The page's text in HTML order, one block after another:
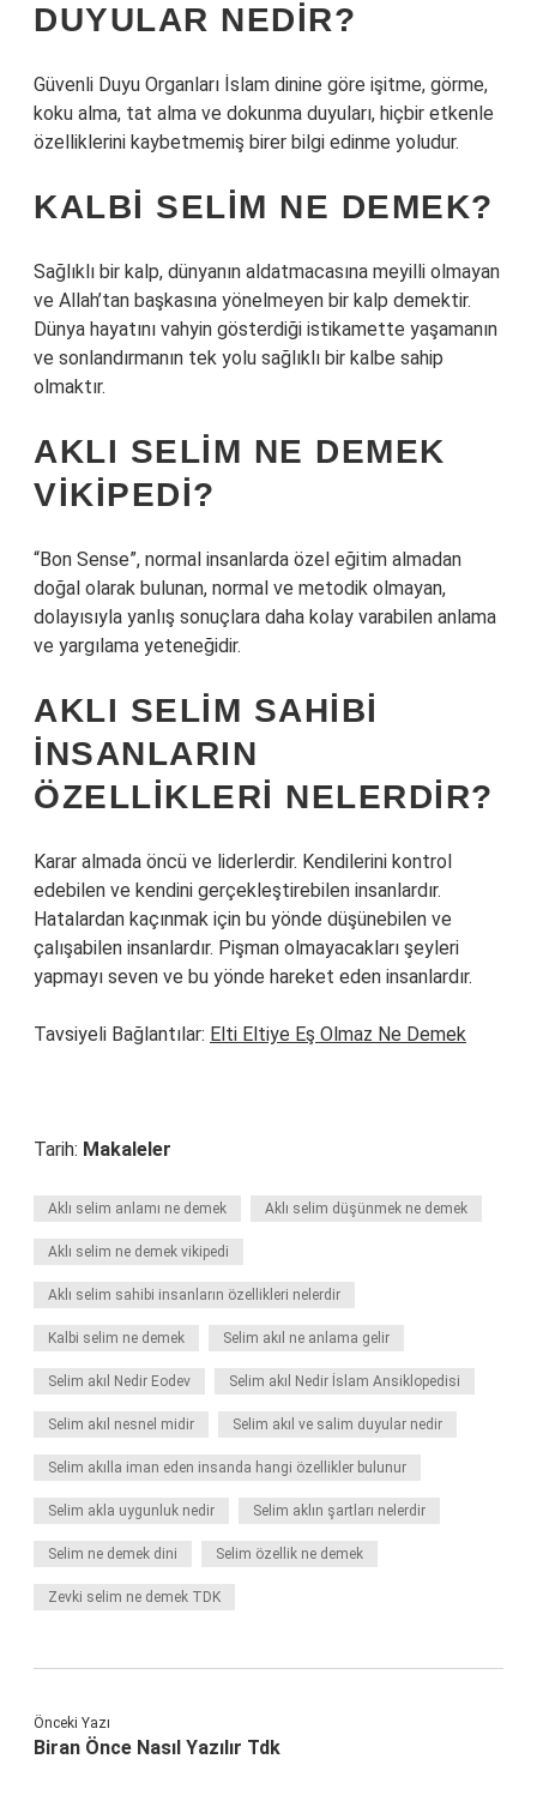
DUYULAR NEDIR?
Güvenli Duyu Organları İslam dinine göre işitme, görme,
koku alma, tat alma ve dokunma duyuları, hiçbir etkenle
özelliklerini kaybetmemiş birer bilgi edinme yoludur.
KALBI SELIM NE DEMEK?
Sağlıklı bir kalp, dünyanın aldatmacasına meyilli olmayan
ve Allah’tan başkasına yönelmeyen bir kalp demektir.
Dünya hayatını vahyin gösterdiği istikamette yaşamanın
ve sonlandırmanın tek yolu sağlıklı bir kalbe sahip
olmaktır.
AKLI SELIM NE DEMEK
VIKIPEDI?
“Bon Sense”, normal insanlarda özel eğitim almadan
doğal olarak bulunan, normal ve metodik olmayan,
dolayısıyla yanlış sonuçlara daha kolay varabilen anlama
ve yargılama yeteneğidir.
AKLI SELIM SAHIBI
INSANLARIN
ÖZELLIKLERI NELERDIR?
Karar almada öncü ve liderlerdir. Kendilerini kontrol
edebilen ve kendini gerçekleştirebilen insanlardır.
Hatalardan kaçınmak için bu yönde düşünebilen ve
çalışabilen insanlardır. Pişman olmayacakları şeyleri
yapmayı seven ve bu yönde hareket eden insanlardır.
Tavsiyeli Bağlantılar: Elti Eltiye Eş Olmaz Ne Demek
Tarih: Makaleler
Aklı selim anlamı ne demek Aklı selim düşünmek ne demek
Aklı selim ne demek vikipedi
Aklı selim sahibi insanların özellikleri nelerdir
Kalbi selim ne demek Selim akıl ne anlama gelir
Selim akıl Nedir Eodev Selim akıl Nedir İslam Ansiklopedisi
Selim akıl nesnel midir Selim akıl ve salim duyular nedir
Selim akılla iman eden insanda hangi özellikler bulunur
Selim akla uygunluk nedir Selim aklın şartları nelerdir
Selim ne demek dini Selim özellik ne demek
Zevki selim ne demek TDK
Önceki Yazı
Biran Önce Nasıl Yazılır Tdk